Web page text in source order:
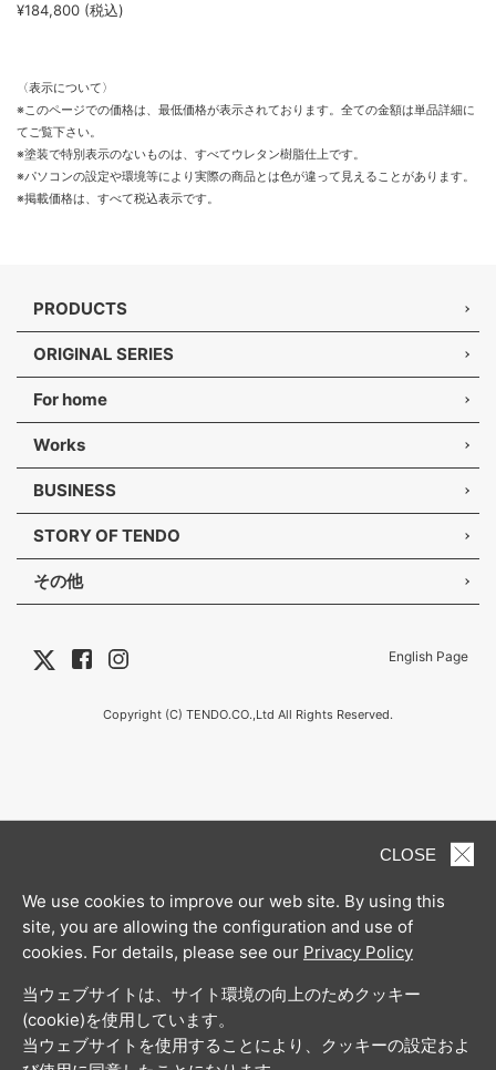
¥184,800 (税込)
〈表示について〉
※このページでの価格は、最低価格が表示されております。全ての金額は単品詳細に
てご覧下さい。
※塗装で特別表示のないものは、すべてウレタン樹脂仕上です。
※パソコンの設定や環境等により実際の商品とは色が違って見えることがあります。
※掲載価格は、すべて税込表示です。
PRODUCTS
ORIGINAL SERIES
For home
Works
BUSINESS
STORY OF TENDO
その他
English Page
Copyright (C) TENDO.CO.,Ltd All Rights Reserved.
CLOSE
We use cookies to improve our web site. By using this
site, you are allowing the configuration and use of
cookies. For details, please see our Privacy Policy
当ウェブサイトは、サイト環境の向上のためクッキー
(cookie)を使用しています。
当ウェブサイトを使用することにより、クッキーの設定およ